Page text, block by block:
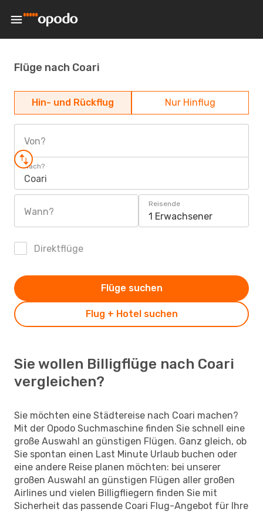
Flüge nach Coari
Hin- und Rückflug Nur Hinflug
Von?
Nach?
Coari
Wann?
Reisende
1 Erwachsener
Direktflüge
Flug + Hotel suchen
Flüge suchen
Sie wollen Billigflüge nach Coari
vergleichen?
Sie möchten eine Städtereise nach Coari machen?
Mit der Opodo Suchmaschine finden Sie schnell eine
große Auswahl an günstigen Flügen. Ganz gleich, ob
Sie spontan einen Last Minute Urlaub buchen oder
eine andere Reise planen möchten: bei unserer
großen Auswahl an günstigen Flügen aller großen
Airlines und vielen Billigfliegern finden Sie mit
Sicherheit das passende Coari Flug-Angebot für Ihre